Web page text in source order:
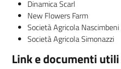
Dinamica Scarl
New Flowers Farm
Società Agricola
Società Agricola Simonazzi
Link e documenti utili